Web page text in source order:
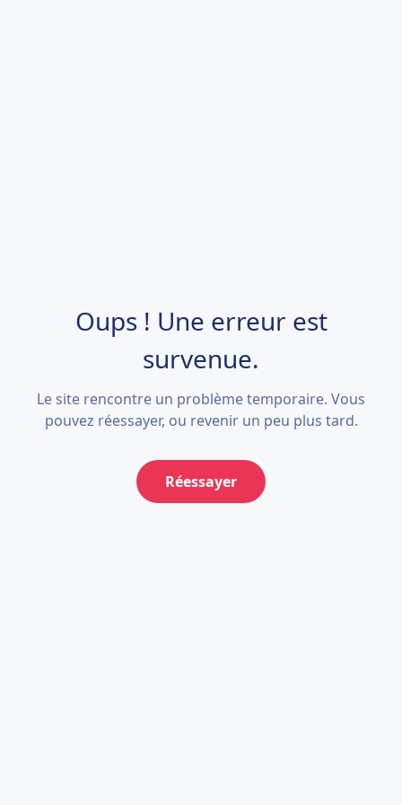
Oups ! Une erreur est
survenue.
Le site rencontre un problème temporaire. Vous
pouvez réessayer, ou revenir un peu plus tard.
Réessayer